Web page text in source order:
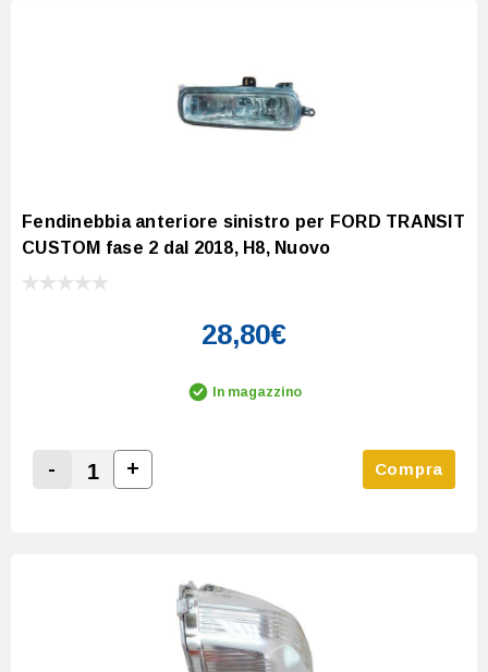
Fendinebbia anteriore sinistro per FORD TRANSIT
CUSTOM fase 2 dal 2018, H8, Nuovo
28,80€
In magazzino
Decrease Quantity:
-
Increase Quantity:
+ Compra